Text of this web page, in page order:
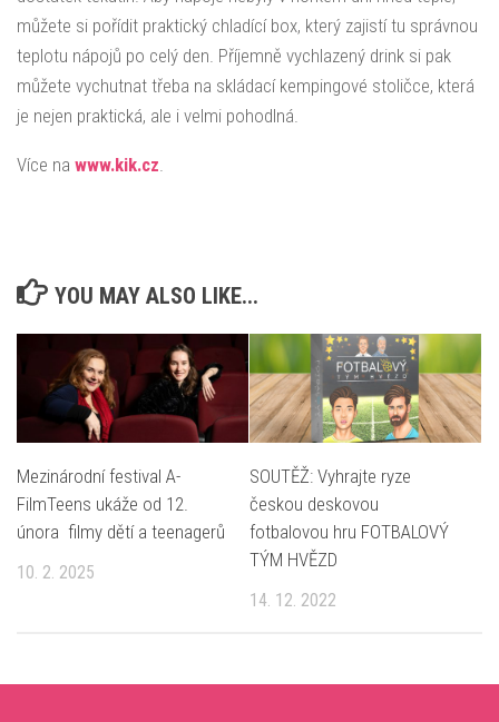
můžete si pořídit praktický chladící box, který zajistí tu správnou
teplotu nápojů po celý den. Příjemně vychlazený drink si pak
můžete vychutnat třeba na skládací kempingové stoličce, která
je nejen praktická, ale i velmi pohodlná.
Více na www.kik.cz
YOU MAY ALSO LIKE...
Mezinárodní festival A-
FilmTeens ukáže od 12.
února filmy dětí a teenagerů
10. 2. 2025
SOUTĚŽ: Vyhrajte ryze
českou deskovou
fotbalovou hru FOTBALOVÝ
TÝM HVĚZD
14. 12. 2022